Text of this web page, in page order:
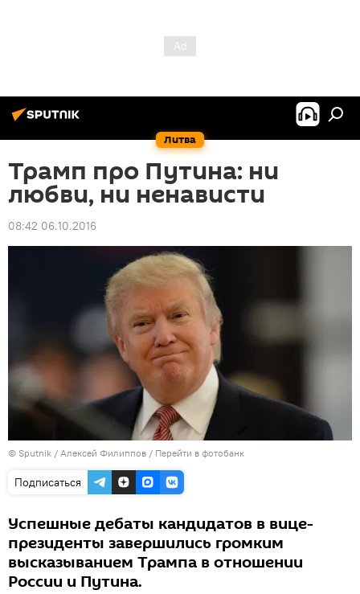
Литва
Трамп про Путина: ни
любви, ни ненависти
08:42 06.10.2016
© Sputnik / Алексей Филиппов / Перейти в фотобанк
Подписаться
Успешные дебаты кандидатов в вице-
президенты завершились громким
высказыванием Трампа в отношении
России и Путина.